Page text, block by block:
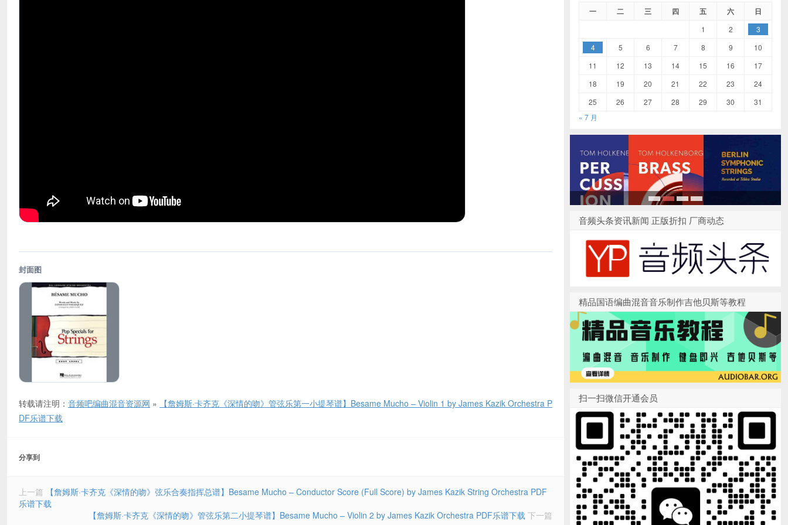
封面图
转载请注明： 音频吧编曲混音资源网 »
【詹姆斯·卡齐克《深情的吻》管弦乐第一小提琴谱】Besame Mucho – Violin 1 by James Kazik Orchestra P
DF乐谱下载
分享到
上一篇
【詹姆斯·卡齐克《深情的吻》弦乐合奏指挥总谱】Besame Mucho – Conductor Score (Full Score) by James Kazik String Orchestra PDF
乐谱下载
【詹姆斯·卡齐克《深情的吻》管弦乐第二小提琴谱】Besame Mucho – Violin 2 by James Kazik Orchestra PDF乐谱下载 下一篇
一 二 三 四 五 六 日
1 2
3
4
5 6 7 8 9
10
11
12 13 14 15 16
17
18
19 20 21 22 23
24
25
26 27 28 29 30
31
« 7 月
音频头条资讯新闻 正版折扣 厂商动态
精品国语编曲混音音乐制作吉他贝斯等教程
扫一扫微信开通会员